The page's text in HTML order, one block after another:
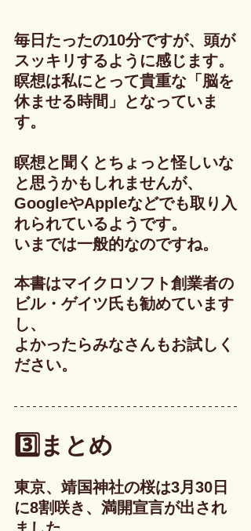
毎日たったの10分ですが、頭が
スッキリするように感じます。
瞑想は私にとって貴重な「脳を
休ませる時間」となっていま
す。
瞑想と聞くとちょっと怪しいな
と思うかもしれませんが、
GoogleやAppleなどでも取り入
れられているようです。
いまでは一般的なのですね。
本書はマイクロソフト創業者の
ビル・ゲイツ氏も勧めています
し、
よかったらみなさんもお試しく
ださい。
3️⃣まとめ
東京、靖国神社の桜は3月30日
に8割咲き、満開宣言が出され